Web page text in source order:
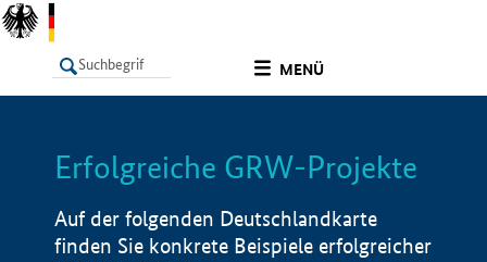
MENÜ
LISTE Info
Erfolgreiche GRW-Projekte
Auf der folgenden Deutschlandkarte
finden Sie konkrete Beispiele erfolgreicher